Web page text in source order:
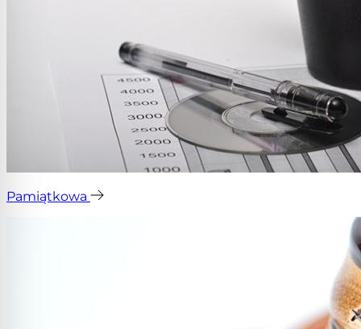
Pamiątkowa